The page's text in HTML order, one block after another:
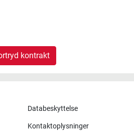
kontrakt
Databeskyttelse
Kontaktoplysninger